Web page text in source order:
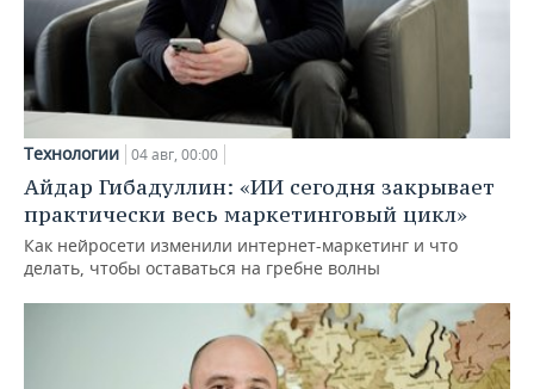
Технологии 04 авг, 00:00
Айдар Гибадуллин: «ИИ сегодня закрывает
практически весь маркетинговый цикл»
Как нейросети изменили интернет-маркетинг и что
делать, чтобы оставаться на гребне волны